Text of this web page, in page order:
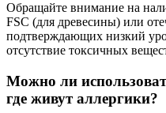
Обращайте внимание на
FSC (для древесины) или
подтверждающих низкий
отсутствие токсичных
Можно ли
где живут аллергики?